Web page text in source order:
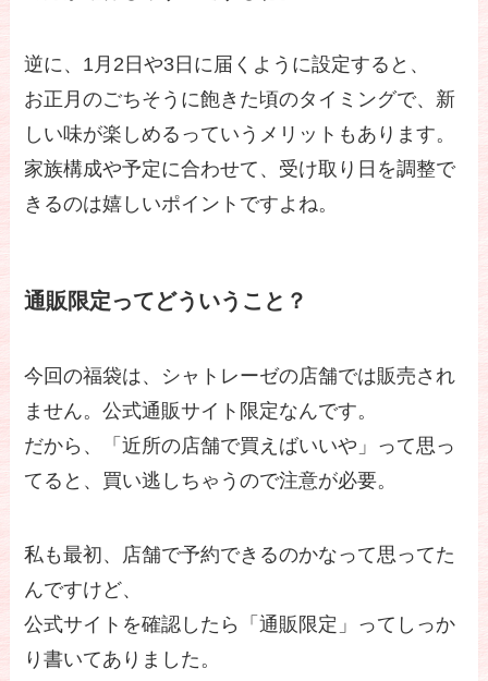
逆に、1月2日や3日に届くように設定すると、
お正月のごちそうに飽きた頃のタイミングで、新
しい味が楽しめるっていうメリットもあります。
家族構成や予定に合わせて、受け取り日を調整で
きるのは嬉しいポイントですよね。
通販限定ってどういうこと？
今回の福袋は、シャトレーゼの店舗では販売され
ません。公式通販サイト限定なんです。
だから、「近所の店舗で買えばいいや」って思っ
てると、買い逃しちゃうので注意が必要。
私も最初、店舗で予約できるのかなって思ってた
んですけど、
公式サイトを確認したら「通販限定」ってしっか
り書いてありました。